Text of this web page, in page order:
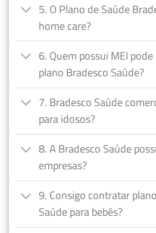
5. O Plano de Saúde
home care?
6. Quem possui MEI
plano Bradesco Saúde?
7. Bradesco Saúde
para idosos?
8. A Bradesco Saúde
empresas?
9. Consigo contratar
Saúde para bebês?